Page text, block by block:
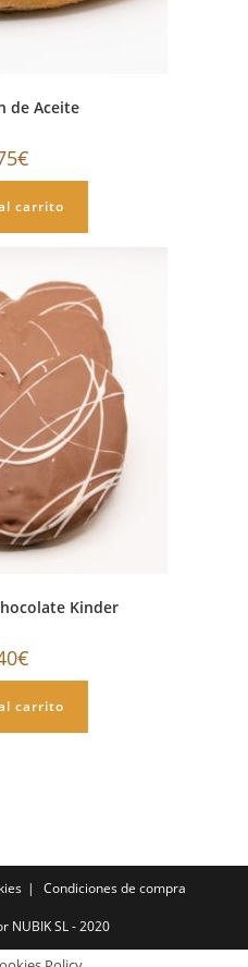
de Aceite
€
carrito
Kinder
€
carrito
Condiciones de compra
NUBIK SL - 2020